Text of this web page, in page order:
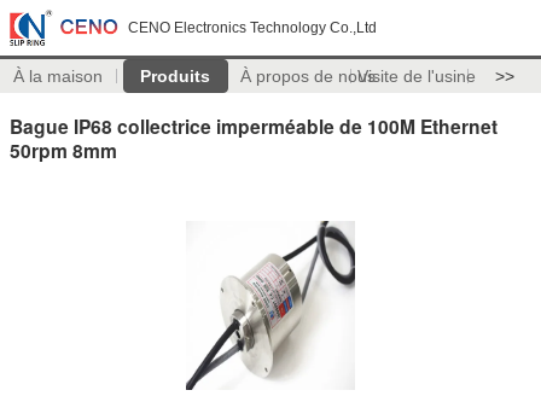
CENO Electronics Technology Co.,Ltd
À la maison Produits À propos de nousVisite de l'usine >>
Bague IP68 collectrice imperméable de 100M Ethernet
50rpm 8mm